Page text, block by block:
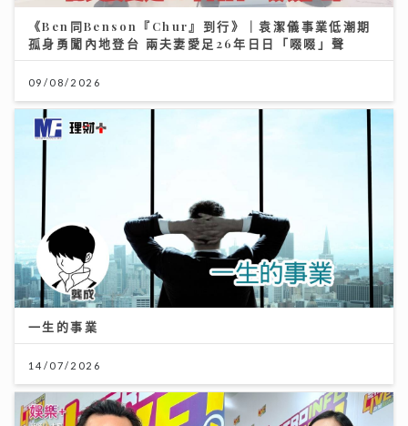
《Ben同Benson『Chur』到行》｜袁潔儀事業低潮期
孤身勇闖內地登台 兩夫妻愛足26年日日「啜啜」聲
09/08/2026
一生的事業
14/07/2026